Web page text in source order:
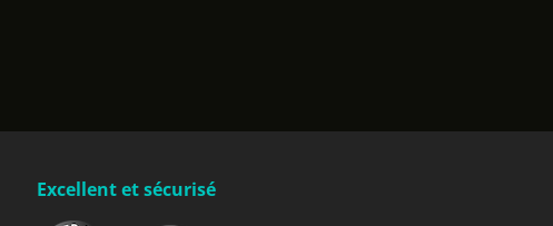
Excellent et sécurisé